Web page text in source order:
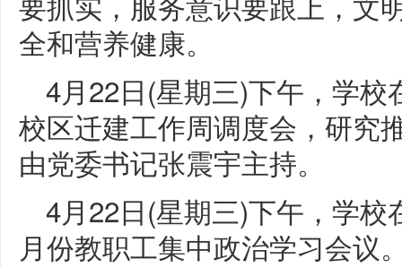
全和营养健康。
4月22日(星期三)下午，学
校区迁建工作周调度会，研究
由党委书记张震宇主持。
4月22日(星期三)下午，学
月份教职工集中政治学习会议